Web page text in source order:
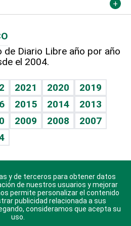
Diario Libre año por año
el 2004.
2021 2020
2019
2015 2014
2013
2009 2008
2007
para Android, iOS y
Huawei.
y de terceros para obtener datos
de nuestros usuarios y mejorar
permite personalizar el contenido
publicidad relacionada a sus
consideramos que acepta su
uso.